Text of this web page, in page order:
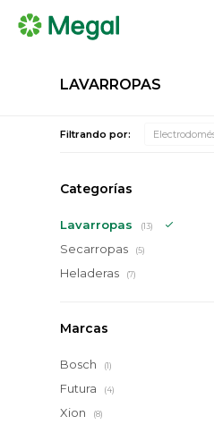
LAVARROPAS
Filtrando por:
Categorías
Lavarropas (13)
Secarropas (5)
Heladeras (7)
Marcas
Bosch (1)
Futura (4)
Xion (8)